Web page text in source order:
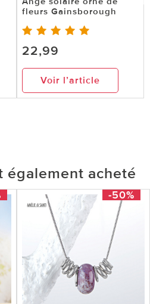
fleurs Gainsborough
22,99
Voir l’article
également acheté
-50%